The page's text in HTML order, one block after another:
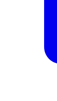
मानपुर: ग्राम
थाना इंदवार में